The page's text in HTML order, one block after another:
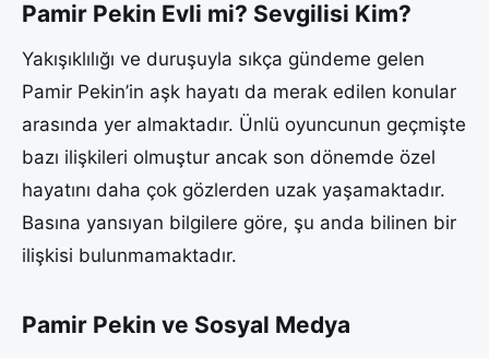
Pamir Pekin Evli mi? Sevgilisi Kim?
Yakışıklılığı ve duruşuyla sıkça gündeme gelen
Pamir Pekin’in aşk hayatı da merak edilen konular
arasında yer almaktadır. Ünlü oyuncunun geçmişte
bazı ilişkileri olmuştur ancak son dönemde özel
hayatını daha çok gözlerden uzak yaşamaktadır.
Basına yansıyan bilgilere göre, şu anda bilinen bir
ilişkisi bulunmamaktadır.
Pamir Pekin ve Sosyal Medya